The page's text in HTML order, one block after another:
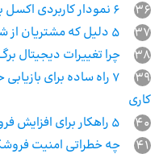
36
37
38
چرا تغییرات دیجیتال
39
۷ راه ساده برای
کاری
40
41
چه خطراتی امنیت